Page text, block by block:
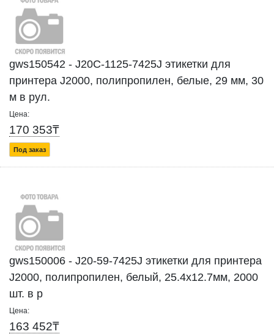
gws150542 - J20C-1125-7425J этикетки для
принтера J2000, полипропилен, белые, 29 мм, 30
м в рул.
Цена:
170 353₸
Под заказ
gws150006 - J20-59-7425J этикетки для принтера
J2000, полипропилен, белый, 25.4х12.7мм, 2000
шт. в р
Цена:
163 452₸